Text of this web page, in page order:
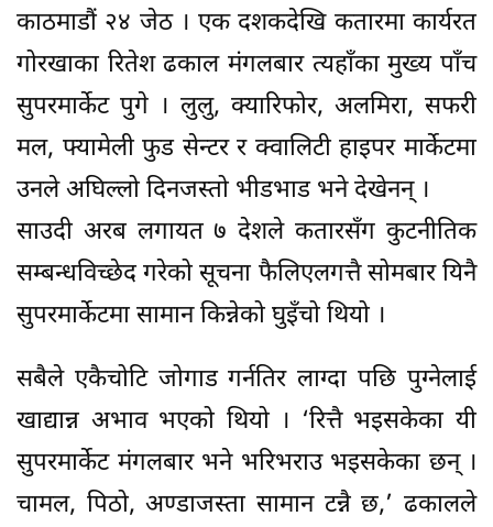
काठमाडौं २४ जेठ । एक दशकदेखि कतारमा कार्यरत
गोरखाका रितेश ढकाल मंगलबार त्यहाँका मुख्य पाँच
सुपरमार्केट पुगे । लुलु, क्यारिफोर, अलमिरा, सफरी
मल, फ्यामेली फुड सेन्टर र क्वालिटी हाइपर मार्केटमा
उनले अघिल्लो दिनजस्तो भीडभाड भने देखेनन् ।
साउदी अरब लगायत ७ देशले कतारसँग कुटनीतिक
सम्बन्धविच्छेद गरेको सूचना फैलिएलगत्तै सोमबार यिनै
सुपरमार्केटमा सामान किन्नेको घुइँचो थियो ।
सबैले एकैचोटि जोगाड गर्नतिर लाग्दा पछि पुग्नेलाई
खाद्यान्न अभाव भएको थियो । ‘रित्तै भइसकेका यी
सुपरमार्केट मंगलबार भने भरिभराउ भइसकेका छन् ।
चामल, पिठो, अण्डाजस्ता सामान टन्नै छ,’ ढकालले